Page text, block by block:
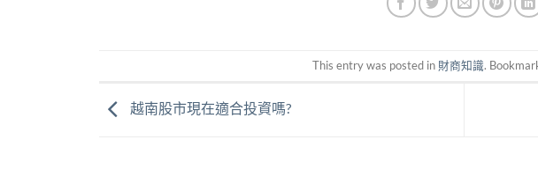
This entry was posted in 財商知識.
越南股市現在適合投資嗎?